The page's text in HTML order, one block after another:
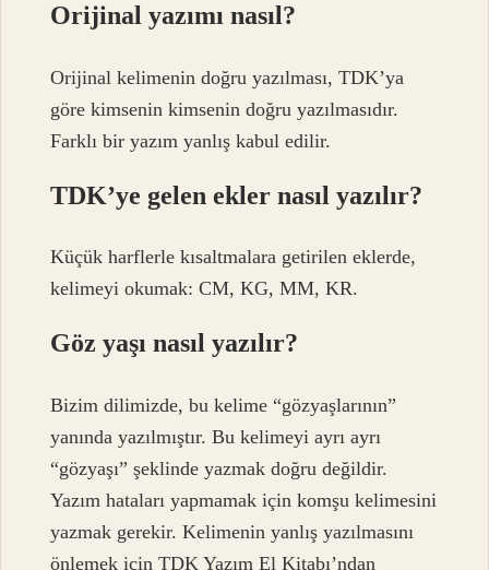
Orijinal yazımı nasıl?
Orijinal kelimenin doğru yazılması, TDK’ya
göre kimsenin kimsenin doğru yazılmasıdır.
Farklı bir yazım yanlış kabul edilir.
TDK’ye gelen ekler nasıl yazılır?
Küçük harflerle kısaltmalara getirilen eklerde,
kelimeyi okumak: CM, KG, MM, KR.
Göz yaşı nasıl yazılır?
Bizim dilimizde, bu kelime “gözyaşlarının”
yanında yazılmıştır. Bu kelimeyi ayrı ayrı
“gözyaşı” şeklinde yazmak doğru değildir.
Yazım hataları yapmamak için komşu kelimesini
yazmak gerekir. Kelimenin yanlış yazılmasını
önlemek için TDK Yazım El Kitabı’ndan